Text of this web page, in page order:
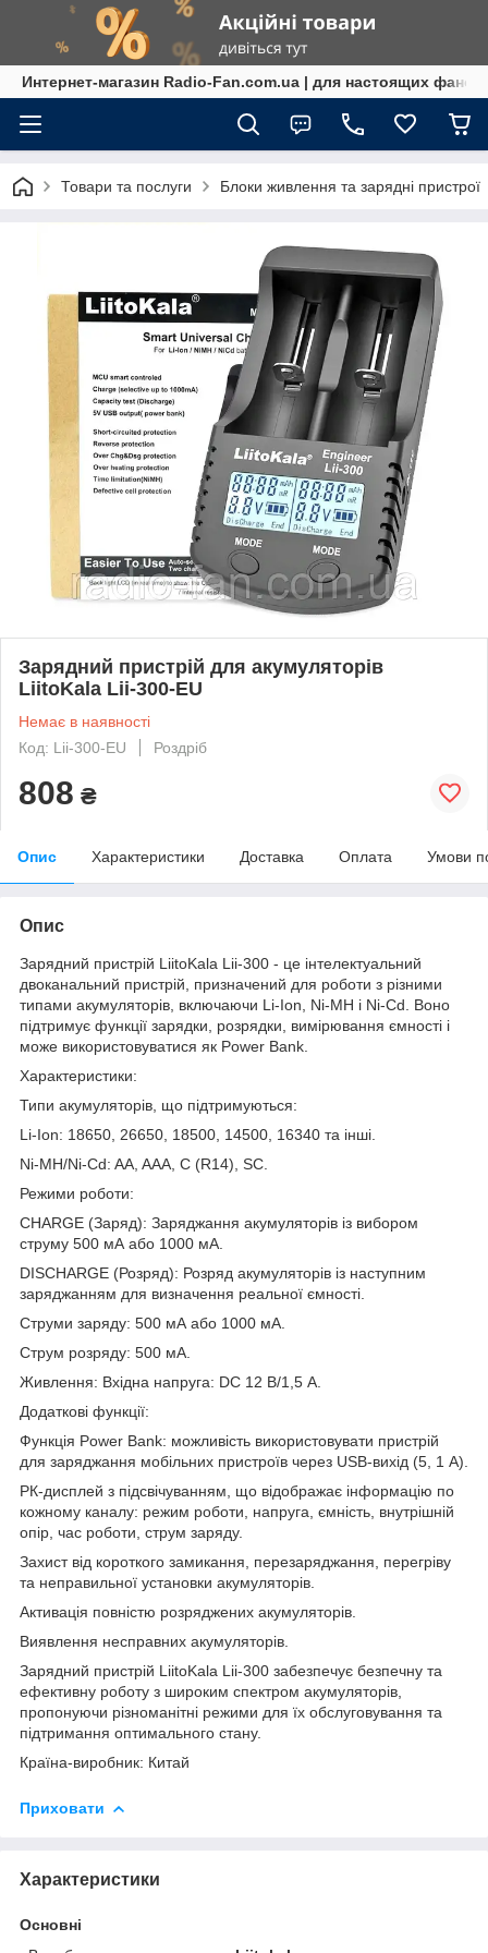
Интернет-магазин Radio-Fan.com.ua | для настоящих фанов!
Товари та послуги Блоки живлення та зарядні пристрої
Зарядний пристрій для акумуляторів
LiitoKala Lii-300-EU
Немає в наявності
Код: Lii-300-EU
Роздріб
808 ₴
Опис Характеристики Доставка Оплата Умови
Опис
Зарядний пристрій LiitoKala Lii-300 - це інтелектуальний
двоканальний пристрій, призначений для роботи з різними
типами акумуляторів, включаючи Li-Ion, Ni-MH і Ni-Cd. Воно
підтримує функції зарядки, розрядки, вимірювання ємності і
може використовуватися як Power Bank.
Характеристики:
Типи акумуляторів, що підтримуються:
Li-Ion: 18650, 26650, 18500, 14500, 16340 та інші.
Ni-MH/Ni-Cd: AA, AAA, C (R14), SC.
Режими роботи:
CHARGE (Заряд): Заряджання акумуляторів із вибором
струму 500 мА або 1000 мА.
DISCHARGE (Розряд): Розряд акумуляторів із наступним
заряджанням для визначення реальної ємності.
Струми заряду: 500 мА або 1000 мА.
Струм розряду: 500 мА.
Живлення: Вхідна напруга: DC 12 В/1,5 А.
Додаткові функції:
Функція Power Bank: можливість використовувати пристрій
для заряджання мобільних пристроїв через USB-вихід (5, 1 А).
РК-дисплей з підсвічуванням, що відображає інформацію по
кожному каналу: режим роботи, напруга, ємність, внутрішній
опір, час роботи, струм заряду.
Захист від короткого замикання, перезаряджання, перегріву
та неправильної установки акумуляторів.
Активація повністю розряджених акумуляторів.
Виявлення несправних акумуляторів.
Зарядний пристрій LiitoKala Lii-300 забезпечує безпечну та
ефективну роботу з широким спектром акумуляторів,
пропонуючи різноманітні режими для їх обслуговування та
підтримання оптимального стану.
Країна-виробник: Китай
Приховати
Характеристики
Основні